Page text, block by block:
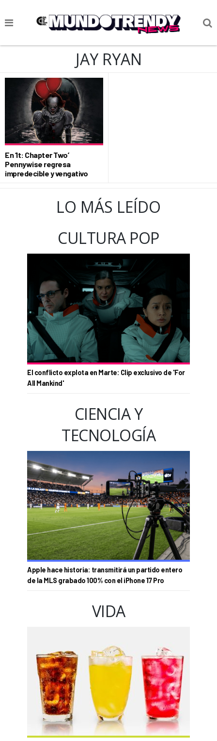
NOTICIAS
CIENCIA Y TECNOLOGÍA
VIDA
SOCIEDAD
CULTURIZANDO.COM
JAY RYAN
En ‘It: Chapter Two’
Pennywise regresa
impredecible y vengativo
LO MÁS LEÍDO
CULTURA POP
El conflicto explota en Marte: Clip exclusivo de 'For
All Mankind'
CIENCIA Y
TECNOLOGÍA
Apple hace historia: transmitirá un partido entero
de la MLS grabado 100% con el iPhone 17 Pro
VIDA